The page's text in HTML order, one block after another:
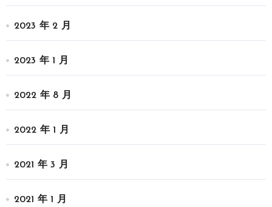
2023 年 2 月
2023 年 1 月
2022 年 8 月
2022 年 1 月
2021 年 3 月
2021 年 1 月